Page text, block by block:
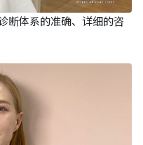
断体系的准确、详细的咨